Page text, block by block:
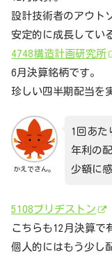
設計技術者のアウト
安定的に成長してい
4748構造計画研究所
6月決算銘柄です。
珍しい四半期配当を
かえでさん。
1回あた
年利の
少額に
5108ブリヂストン
こちらも12月決算で
個人的にはもう少し